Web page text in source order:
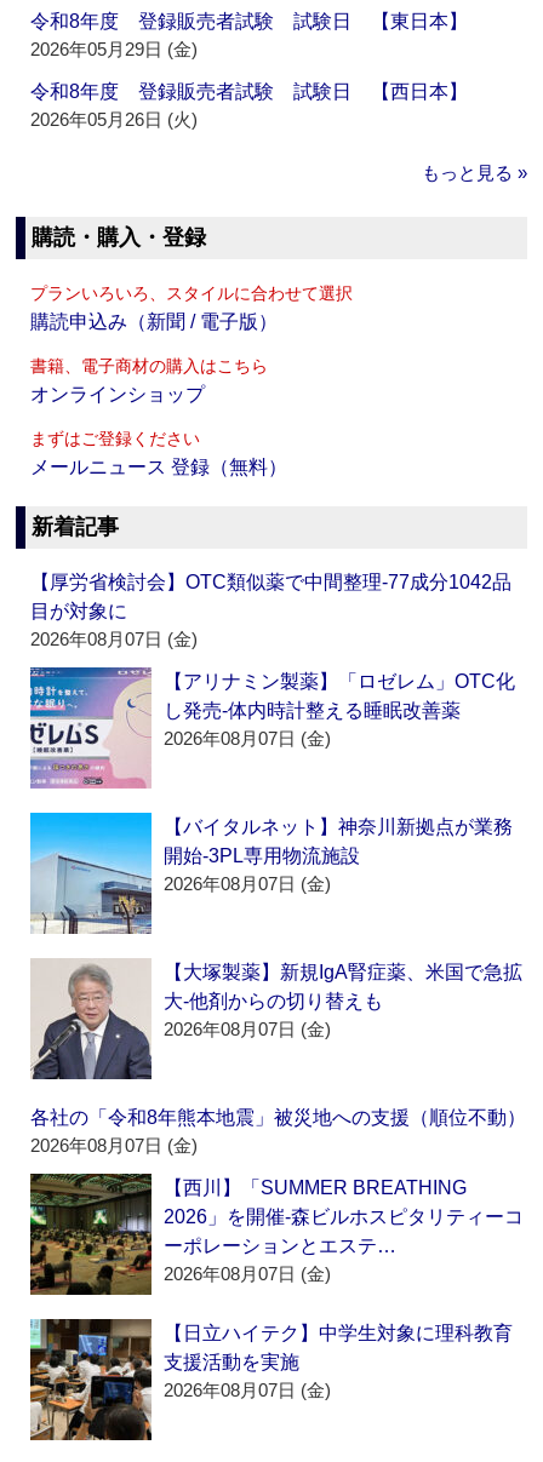
令和8年度 登録販売者試験 試験日 【東日本】
2026年05月29日 (金)
令和8年度 登録販売者試験 試験日 【西日本】
2026年05月26日 (火)
もっと見る »
購読・購入・登録
プランいろいろ、スタイルに合わせて選択
購読申込み（新聞 / 電子版）
書籍、電子商材の購入はこちら
オンラインショップ
まずはご登録ください
メールニュース 登録（無料）
新着記事
【厚労省検討会】OTC類似薬で中間整理‐77成分1042品
目が対象に
2026年08月07日 (金)
【アリナミン製薬】「ロゼレム」OTC化
し発売‐体内時計整える睡眠改善薬
2026年08月07日 (金)
【バイタルネット】神奈川新拠点が業務
開始‐3PL専用物流施設
2026年08月07日 (金)
【大塚製薬】新規IgA腎症薬、米国で急拡
大‐他剤からの切り替えも
2026年08月07日 (金)
各社の「令和8年熊本地震」被災地への支援（順位不動）
2026年08月07日 (金)
【西川】「SUMMER BREATHING
2026」を開催‐森ビルホスピタリティーコ
ーポレーションとエステ…
2026年08月07日 (金)
【日立ハイテク】中学生対象に理科教育
支援活動を実施
2026年08月07日 (金)